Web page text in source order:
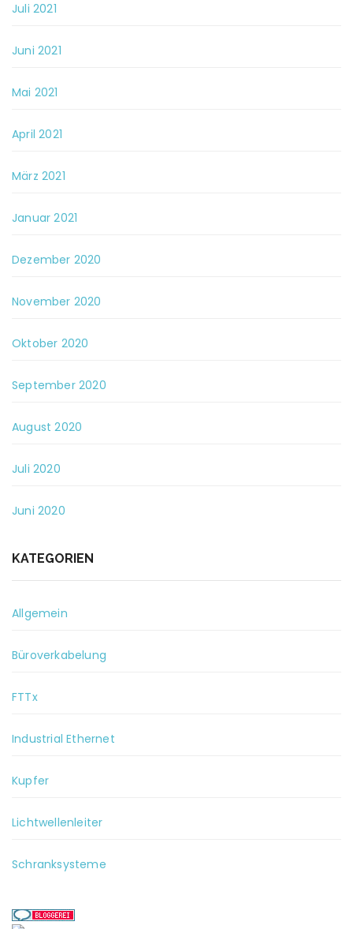
Juli 2021
Juni 2021
Mai 2021
April 2021
März 2021
Januar 2021
Dezember 2020
November 2020
Oktober 2020
September 2020
August 2020
Juli 2020
Juni 2020
KATEGORIEN
Allgemein
Büroverkabelung
FTTx
Industrial Ethernet
Kupfer
Lichtwellenleiter
Schranksysteme